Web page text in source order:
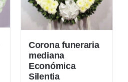
Corona funeraria
mediana
Económica
Silentia